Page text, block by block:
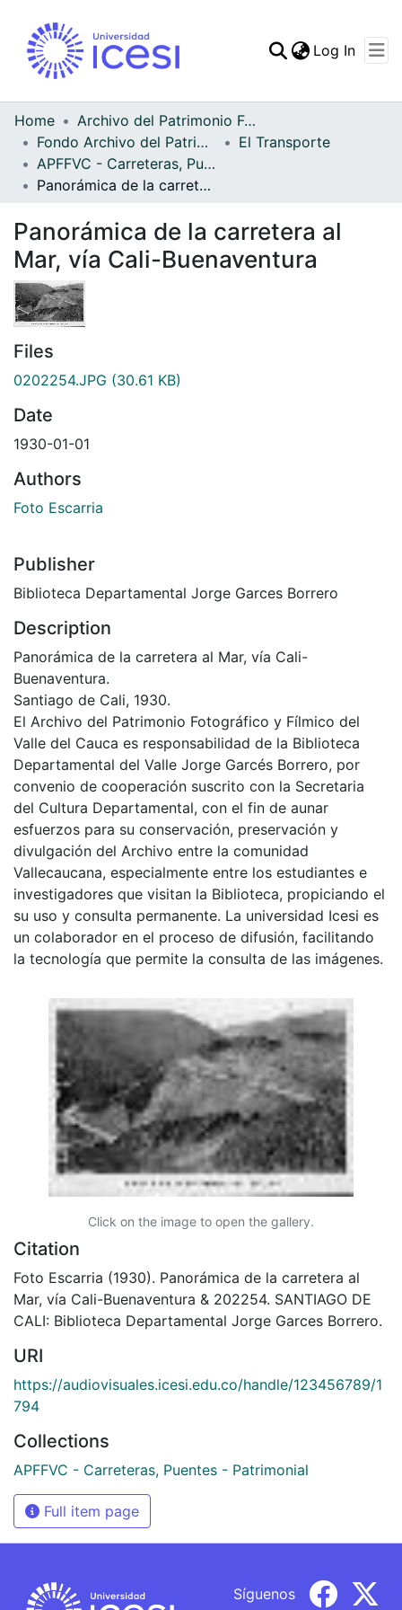
Statistics
Log In
Home
Archivo del Patrimonio Fotográfico y Fílmico del Valle del Cauca
Fondo Archivo del Patrimonio Fotográfico y Fílmico del Valle del Cauca
El Transporte
APFFVC - Carreteras, Puentes - Patrimonial
Panorámica de la carretera al Mar, vía Cali-Buenaventura
Panorámica de la carretera al
Mar, vía Cali-Buenaventura
Files
0202254.JPG (30.61 KB)
Date
1930-01-01
Authors
Foto Escarria
Publisher
Biblioteca Departamental Jorge Garces Borrero
Description
Panorámica de la carretera al Mar, vía Cali-
Buenaventura.
Santiago de Cali, 1930.
El Archivo del Patrimonio Fotográfico y Fílmico del
Valle del Cauca es responsabilidad de la Biblioteca
Departamental del Valle Jorge Garcés Borrero, por
convenio de cooperación suscrito con la Secretaria
del Cultura Departamental, con el fin de aunar
esfuerzos para su conservación, preservación y
divulgación del Archivo entre la comunidad
Vallecaucana, especialmente entre los estudiantes e
investigadores que visitan la Biblioteca, propiciando el
su uso y consulta permanente. La universidad Icesi es
un colaborador en el proceso de difusión, facilitando
la tecnología que permite la consulta de las imágenes.
Click on the image to open the gallery.
Citation
Foto Escarria (1930). Panorámica de la carretera al
Mar, vía Cali-Buenaventura & 202254. SANTIAGO DE
CALI: Biblioteca Departamental Jorge Garces Borrero.
URI
https://audiovisuales.icesi.edu.co/handle/123456789/1
794
Collections
APFFVC - Carreteras, Puentes - Patrimonial
Full item page
Síguenos